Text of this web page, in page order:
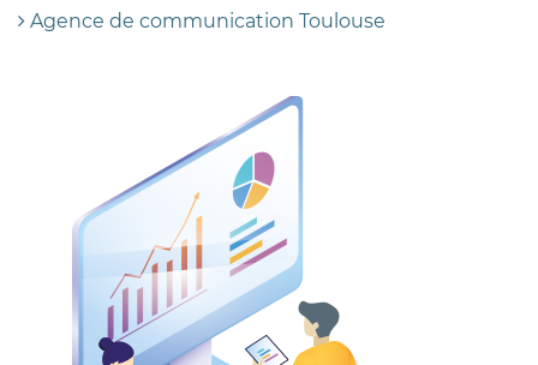
Agence de communication Toulouse